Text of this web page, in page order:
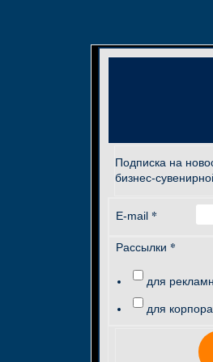
Подписка на
бизнес-
E-mail *
Рассылки *
для
для